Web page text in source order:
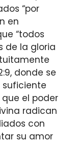
“por
en
“todos
de la gloria
donde se
suficiente
que el poder
radican
con
su amor